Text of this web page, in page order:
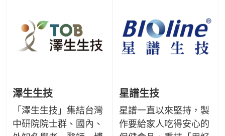
於自己的美學！
服務奉獻的生命意義，
讓此精神得以結穗而流
傳。
澤生生技
「澤生生技」集結台灣
中研院院士群、國內、
星譜生技
星譜一直以來堅持，製
作要給家人吃得安心的